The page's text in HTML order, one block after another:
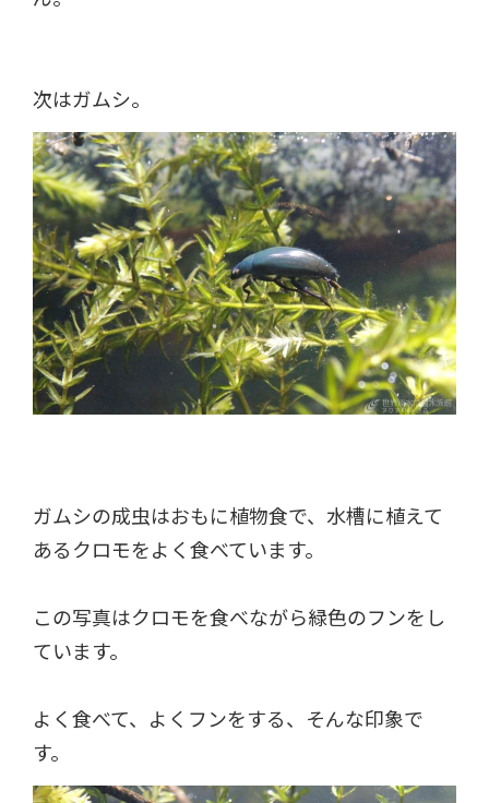
次はガムシ。
ガムシの成虫はおもに植物食で、水槽に植えて
あるクロモをよく食べています。
この写真はクロモを食べながら緑色のフンをし
ています。
よく食べて、よくフンをする、そんな印象で
す。